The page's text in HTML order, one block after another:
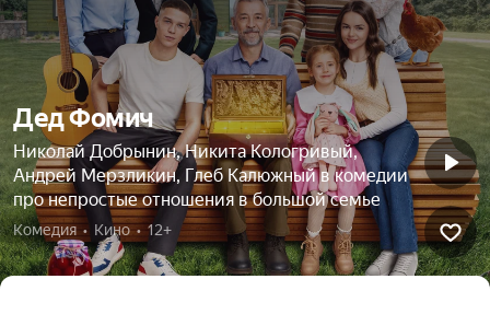
Дед Фомич
Николай Добрынин, Никита Кологривый,
Андрей Мерзликин, Глеб Калюжный в комедии
про непростые отношения в большой семье
Комедия  •  Кино  •  12+